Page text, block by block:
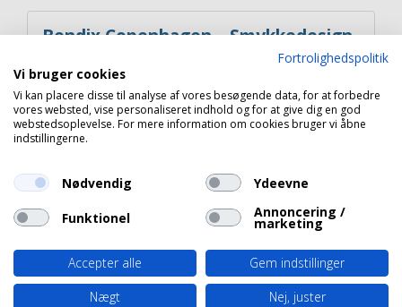
Bendix Copenhagen – Smykkedesign
i guld og diamanter ved vandet
Hundested
Copyright 2026 © Havneguide.dk
Fortrolighedspolitik
Vi bruger cookies
Vi kan placere disse til analyse af vores besøgende data, for at forbedre
vores websted, vise personaliseret indhold og for at give dig en god
webstedsoplevelse. For mere information om cookies bruger vi åbne
indstillingerne.
Nødvendig Ydeevne
Funktionel Annoncering /
marketing
Accepter alle
Gem indstillinger
Nægt
Nej, juster